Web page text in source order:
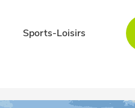
Sports-Loisirs